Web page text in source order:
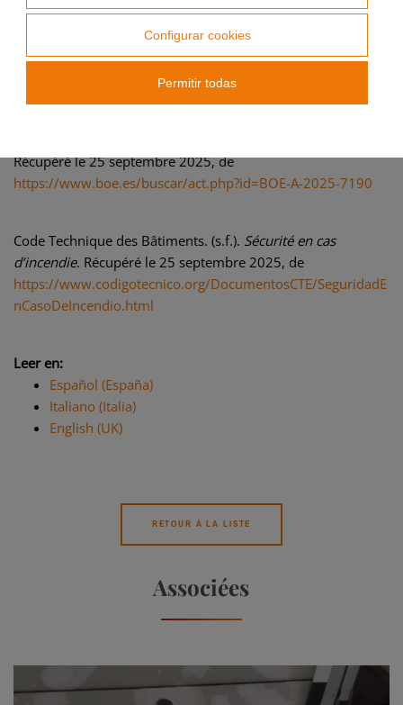
2025, de https://www.boe.es/buscar/act.php?id=BOE-A-
1992-17363&p=20181208&tn=1#a3
Récupéré le 25 septembre 2025, de
https://www.boe.es/buscar/act.php?id=BOE-A-2025-7190
Code Technique des Bâtiments. (s.f.). Sécurité en cas
d’incendie. Récupéré le 25 septembre 2025, de
https://www.codigotecnico.org/DocumentosCTE/SeguridadE
nCasoDeIncendio.html
Leer en:
Español (España)
Italiano (Italia)
English (UK)
RETOUR À LA LISTE
Associées
Configurar cookies
Permitir todas